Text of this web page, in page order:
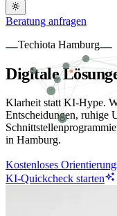
Beratung anfragen
Techiota Hamburg
Digitale
Klarheit statt KI-Hype.
Entscheidungen, ruhige
in Hamburg.
Kostenloses
KI-Quickcheck starten